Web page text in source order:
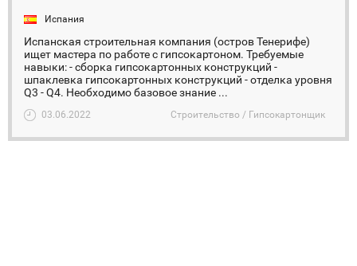
Испания
Испанская строительная компания (остров Тенерифе)
ищет мастера по работе с гипсокартоном. Требуемые
навыки: - сборка гипсокартонных конструкций -
шпаклевка гипсокартонных конструкций - отделка уровня
Q3 - Q4. Необходимо базовое знание ...
03.06.2022 Строительство / Гипсокартонщик